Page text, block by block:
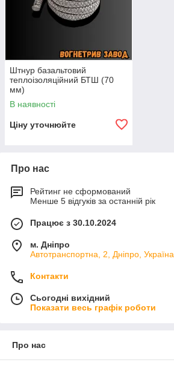
Штнур базальтовий
теплоізоляційний БТШ (70
мм)
В наявності
Ціну уточнюйте
Про нас
Рейтинг не сформований
Менше 5 відгуків за останній рік
Працює з 30.10.2024
м. Дніпро
Автотранспортна, 2, Дніпро, Україна
Контакти
Сьогодні вихідний
Показати весь графік роботи
Про нас